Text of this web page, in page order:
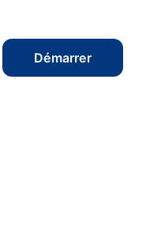
Démarrer